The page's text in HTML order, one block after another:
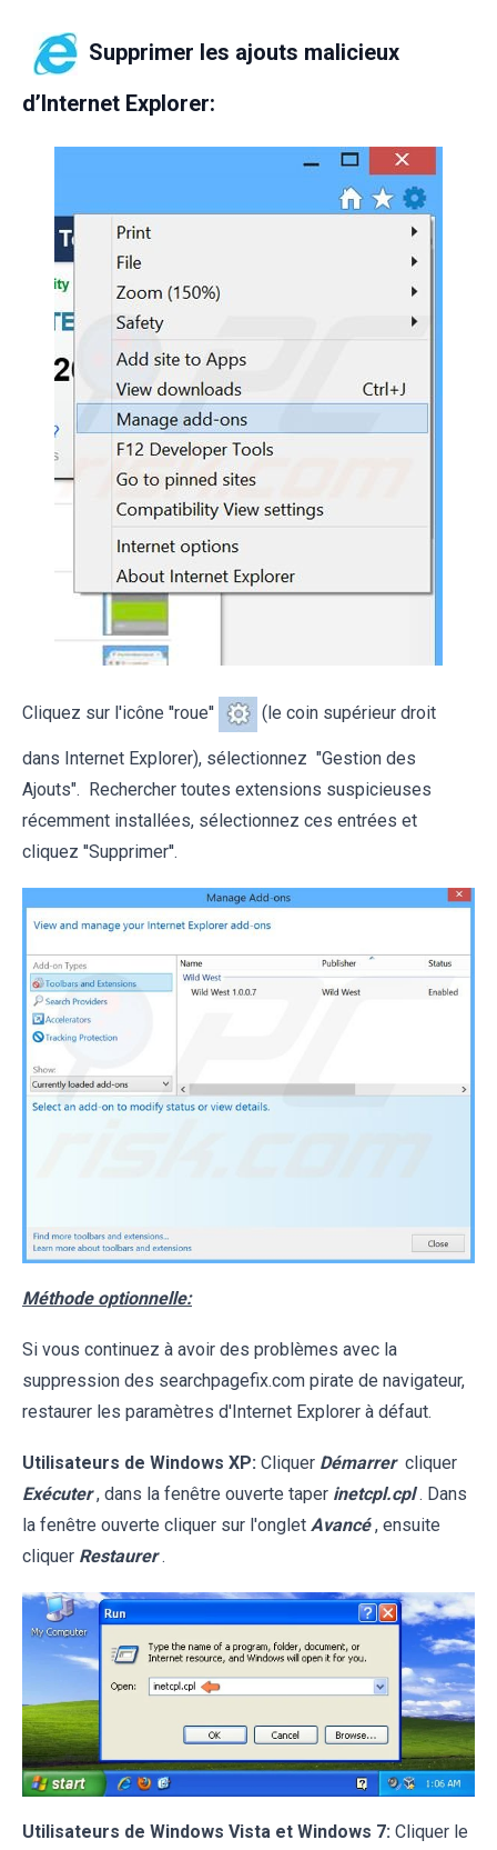
Supprimer les ajouts malicieux
d’Internet Explorer:
Cliquez sur l'icône ''roue'' (le coin supérieur droit
dans Internet Explorer), sélectionnez "Gestion des
Ajouts". Rechercher toutes extensions suspicieuses
récemment installées, sélectionnez ces entrées et
cliquez ''Supprimer''.
Méthode optionnelle:
Si vous continuez à avoir des problèmes avec la
suppression des searchpagefix.com pirate de navigateur,
restaurer les paramètres d'Internet Explorer à défaut.
Utilisateurs de Windows XP: Cliquer Démarrer cliquer
Exécuter , dans la fenêtre ouverte taper inetcpl.cpl . Dans
la fenêtre ouverte cliquer sur l'onglet Avancé , ensuite
cliquer Restaurer .
Utilisateurs de Windows Vista et Windows 7: Cliquer le